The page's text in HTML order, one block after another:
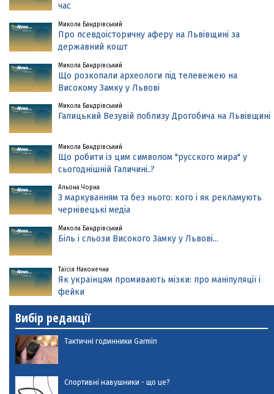
час
Микола Бандрівський
Про псевдоісторичну аферу на Львівщині за
державний кошт
Микола Бандрівський
Що розкопали археологи під телевежею на
Високому Замку у Львові
Микола Бандрівський
Галицький Везувій поблизу Дрогобича на Львівщині
Микола Бандрівський
Що робити із цим символом "русского мира" у
сьогоднішній Галичині..?
Альона Чорна
З маркуванням та без нього: кого і як рекламують
чернівецькі медіа
Микола Бандрівський
Біль і сльози Високого Замку у Львові...
Таїсія Наконечна
Як українцям промивають мізки: про маніпуляції і
фейки
Вибір редакції
Тактичні годинники Garmin
Спортивні навушники - що це?